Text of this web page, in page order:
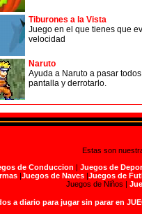
Tiburones a la Vista
Juego en el que tienes que
velocidad
Naruto
Ayuda a Naruto a pasar
pantalla y derrotarlo.
Estas son
de Conduccion | Juegos de
|Juegos de Naves|Juegos de
Juegos de Niños |
a diario para jugar sin parar en